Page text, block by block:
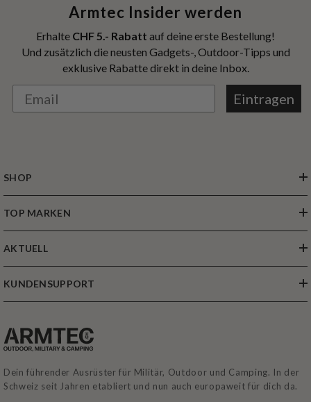
Armtec Insider werden
Erhalte CHF 5.- Rabatt auf deine erste Bestellung!
Und zusätzlich die neusten Gadgets-, Outdoor-Tipps und
exklusive Rabatte direkt in deine Inbox.
Eintragen
SHOP
TOP MARKEN
AKTUELL
KUNDENSUPPORT
Dein führender Ausrüster für Militär, Outdoor und Camping. In der
Schweiz seit Jahren etabliert und nun auch europaweit für dich da.